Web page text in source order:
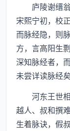
庐陵谢缙翁
宋熙宁初，校
而脉经隐，则
方，言高阳生
深知脉经者，
未尝详读脉经矣
河东王世相
越人、叔和撰
生着脉诀，假